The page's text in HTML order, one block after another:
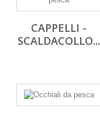
CAPPELLI -
SCALDACOLLO...